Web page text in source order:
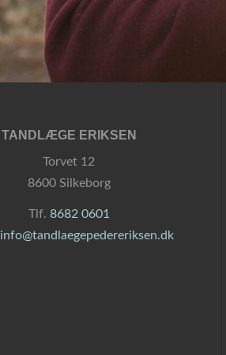
TANDLÆGE ERIKSEN
Torvet 12
8600 Silkeborg
Tlf. 8682 0601
info@tandlaegepedereriksen.dk